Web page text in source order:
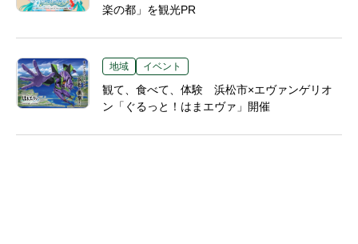
楽の都」を観光PR
地域 イベント
観て、食べて、体験 浜松市×エヴァンゲリオ
ン「ぐるっと！はまエヴァ」開催